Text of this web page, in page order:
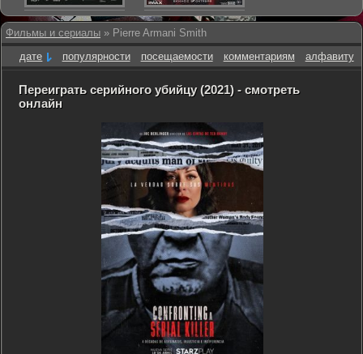
Фильмы и сериалы » Pierre Armani Smith
дате
популярности посещаемости комментариям алфавиту
Переиграть серийного убийцу (2021) - смотреть
онлайн